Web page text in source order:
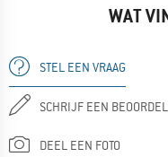
WAT
STEL EEN VRAAG
SCHRIJF EEN
DEEL EEN FOTO